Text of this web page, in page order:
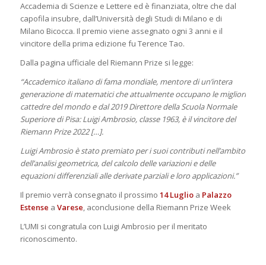
Accademia di Scienze e Lettere ed è finanziata, oltre che dal
capofila insubre, dall’Università degli Studi di Milano e di
Milano Bicocca. Il premio viene assegnato ogni 3 anni e il
vincitore della prima edizione fu Terence Tao.
Dalla pagina ufficiale del Riemann Prize si legge:
“Accademico italiano di fama mondiale, mentore di un’intera
generazione di matematici che attualmente occupano le migliori
cattedre del mondo e dal 2019 Direttore della Scuola Normale
Superiore di Pisa: Luigi Ambrosio, classe 1963, è il vincitore del
Riemann Prize 2022 […].
Luigi Ambrosio è stato premiato per i suoi contributi nell’ambito
dell’analisi geometrica, del calcolo delle variazioni e delle
equazioni differenziali alle derivate parziali e loro applicazioni.”
Il premio verrà consegnato il prossimo 14 Luglioa Palazzo
Estense a Varese, aconclusione della Riemann Prize Week
L’UMI si congratula con Luigi Ambrosio per il meritato
riconoscimento.